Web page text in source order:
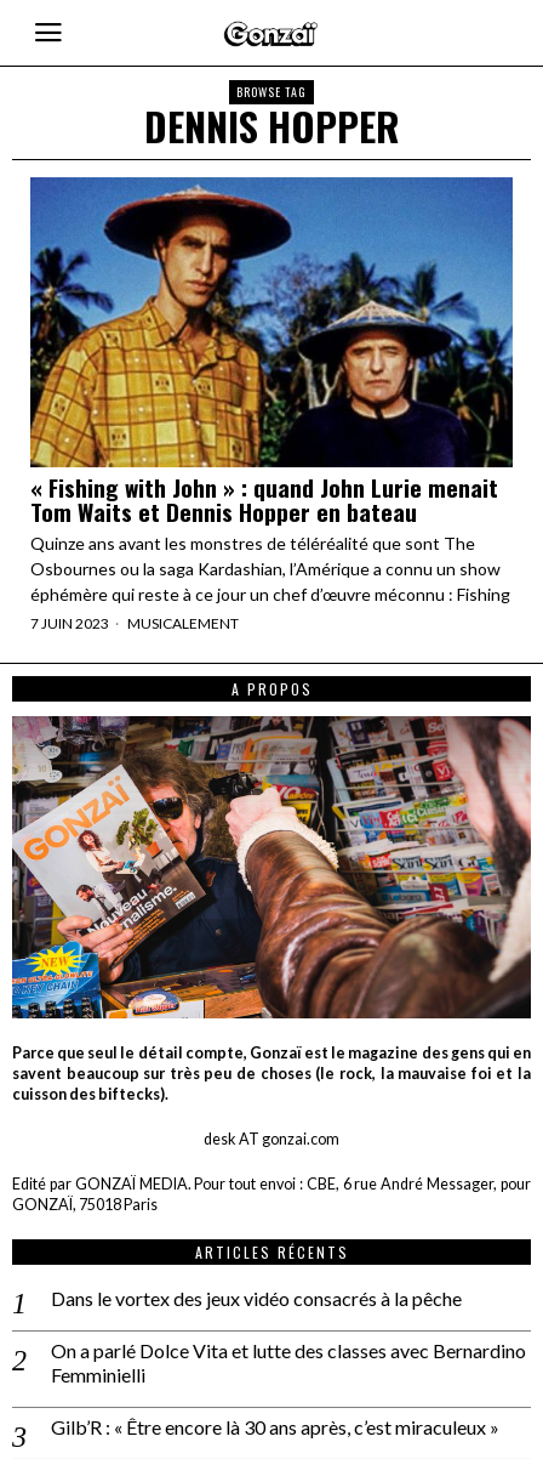
BROWSE TAG
DENNIS HOPPER
« Fishing with John » : quand John Lurie menait
Tom Waits et Dennis Hopper en bateau
Quinze ans avant les monstres de téléréalité que sont The
Osbournes ou la saga Kardashian, l’Amérique a connu un show
éphémère qui reste à ce jour un chef d’œuvre méconnu : Fishing
7 JUIN 2023 MUSICALEMENT
A PROPOS
Parce que seul le détail compte, Gonzaï est le magazine des gens qui en
savent beaucoup sur très peu de choses (le rock, la mauvaise foi et la
cuisson des biftecks).
desk AT gonzai.com
Edité par GONZAÏ MEDIA. Pour tout envoi : CBE, 6 rue André Messager, pour
GONZAÏ, 75018 Paris
ARTICLES RÉCENTS
Dans le vortex des jeux vidéo consacrés à la pêche
On a parlé Dolce Vita et lutte des classes avec Bernardino
Femminielli
Gilb’R : « Être encore là 30 ans après, c’est miraculeux »